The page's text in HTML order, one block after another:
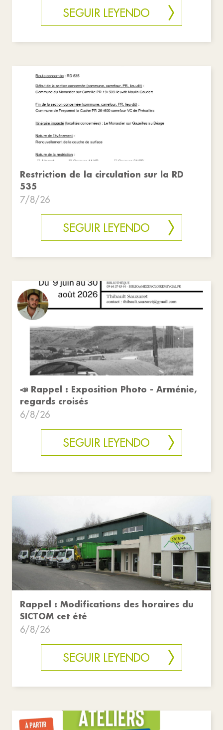
SEGUIR LEYENDO
Restriction de la circulation sur la RD
535
7/8/26
SEGUIR LEYENDO
📣 Rappel : Exposition Photo - Arménie,
regards croisés
6/8/26
SEGUIR LEYENDO
Rappel : Modifications des horaires du
SICTOM cet été
6/8/26
SEGUIR LEYENDO